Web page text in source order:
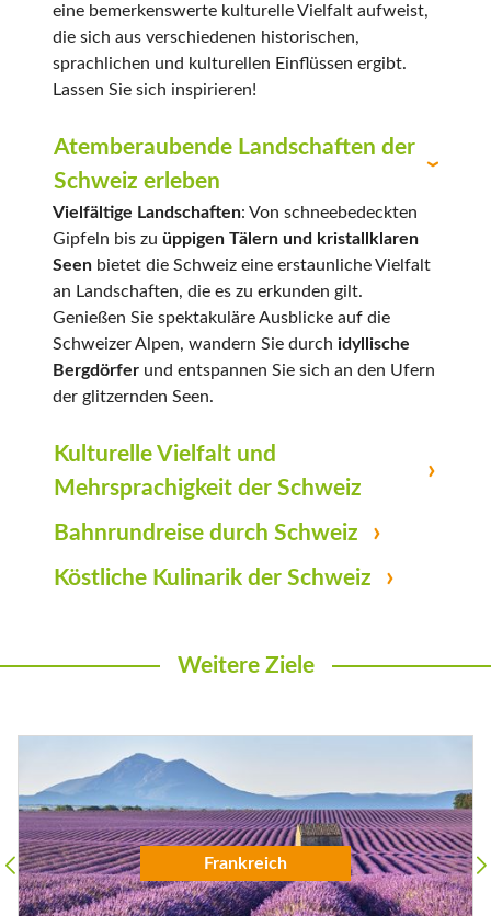
eine bemerkenswerte kulturelle Vielfalt aufweist,
die sich aus verschiedenen historischen,
sprachlichen und kulturellen Einflüssen ergibt.
Lassen Sie sich inspirieren!
Atemberaubende Landschaften der
Schweiz erleben
Vielfältige Landschaften: Von schneebedeckten
Gipfeln bis zu üppigen Tälern und kristallklaren
Seen bietet die Schweiz eine erstaunliche Vielfalt
an Landschaften, die es zu erkunden gilt.
Genießen Sie spektakuläre Ausblicke auf die
Schweizer Alpen, wandern Sie durch idyllische
Bergdörfer und entspannen Sie sich an den Ufern
der glitzernden Seen.
Kulturelle Vielfalt und
Mehrsprachigkeit der Schweiz
Bahnrundreise durch Schweiz
Köstliche Kulinarik der Schweiz
Weitere Ziele
Alpen